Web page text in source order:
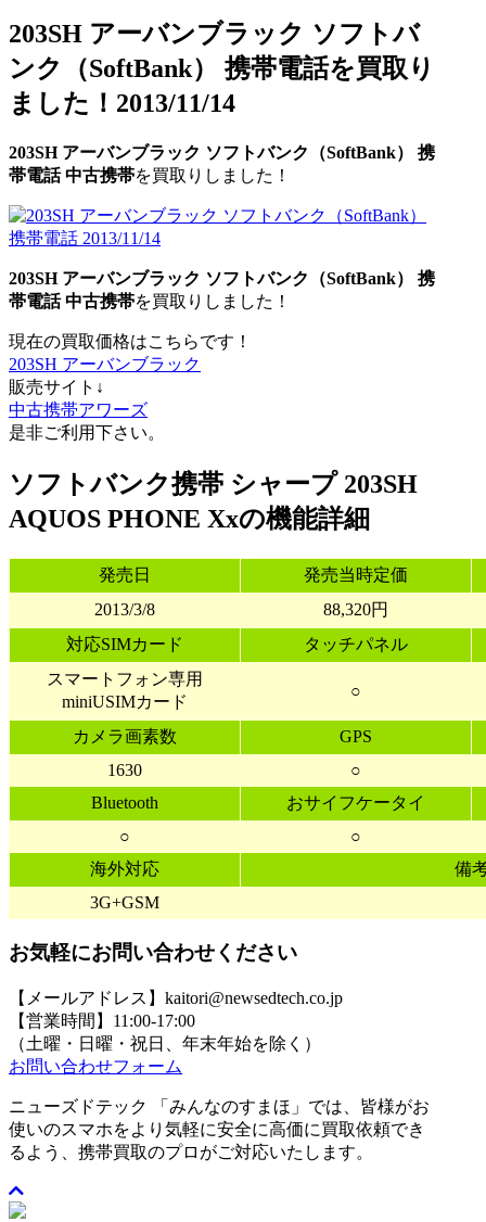
203SH アーバンブラック ソフトバ
ンク（SoftBank） 携帯電話を買取り
ました！2013/11/14
203SH アーバンブラック ソフトバンク（SoftBank） 携
帯電話 中古携帯を買取りしました！
203SH アーバンブラック ソフトバンク（SoftBank） 携
帯電話 中古携帯を買取りしました！
現在の買取価格はこちらです！
203SH アーバンブラック
販売サイト↓
中古携帯アワーズ
是非ご利用下さい。
ソフトバンク携帯 シャープ 203SH
AQUOS PHONE Xxの機能詳細
発売日
発売当時定価
2013/3/8
88,320円
対応SIMカード
タッチパネル
スマートフォン専用
miniUSIMカード
○
カメラ画素数
GPS
1630
○
Bluetooth
おサイフケータイ
○
○
海外対応
備
3G+GSM
お気軽にお問い合わせください
【メールアドレス】kaitori@newsedtech.co.jp
【営業時間】11:00-17:00
（土曜・日曜・祝日、年末年始を除く）
お問い合わせフォーム
ニューズドテック 「みんなのすまほ」では、皆様がお
使いのスマホをより気軽に安全に高価に買取依頼でき
るよう、携帯買取のプロがご対応いたします。